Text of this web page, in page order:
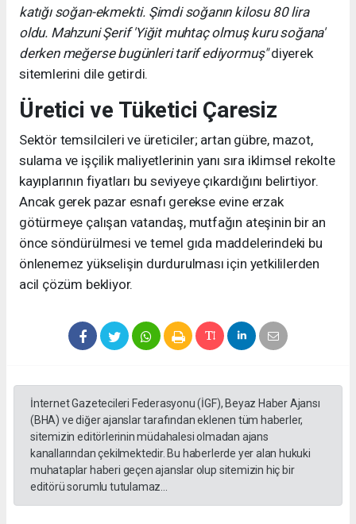
katığı soğan-ekmekti. Şimdi soğanın kilosu 80 lira
oldu. Mahzuni Şerif 'Yiğit muhtaç olmuş kuru soğana'
derken meğerse bugünleri tarif ediyormuş"diyerek
sitemlerini dile getirdi.
Üretici ve Tüketici Çaresiz
Sektör temsilcileri ve üreticiler; artan gübre, mazot,
sulama ve işçilik maliyetlerinin yanı sıra iklimsel rekolte
kayıplarının fiyatları bu seviyeye çıkardığını belirtiyor.
Ancak gerek pazar esnafı gerekse evine erzak
götürmeye çalışan vatandaş, mutfağın ateşinin bir an
önce söndürülmesi ve temel gıda maddelerindeki bu
önlenemez yükselişin durdurulması için yetkililerden
acil çözüm bekliyor.
İnternet Gazetecileri Federasyonu (İGF), Beyaz Haber Ajansı
(BHA) ve diğer ajanslar tarafından eklenen tüm haberler,
sitemizin editörlerinin müdahalesi olmadan ajans
kanallarından çekilmektedir. Bu haberlerde yer alan hukuki
muhataplar haberi geçen ajanslar olup sitemizin hiç bir
editörü sorumlu tutulamaz...